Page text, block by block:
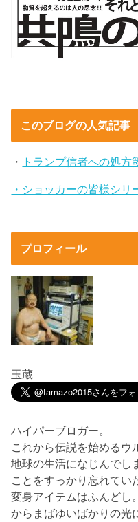
このブログの人気記事
・ トランプ信者への処
・ショッカーの皆様シリ
プロフィール
玉蔵
ハイパーブロガー。
これから伝説を始めるウ
地球の生活になじんでし
ことをすっかり忘れてい
変身アイテムはふんどし
からまばゆいばかりの光